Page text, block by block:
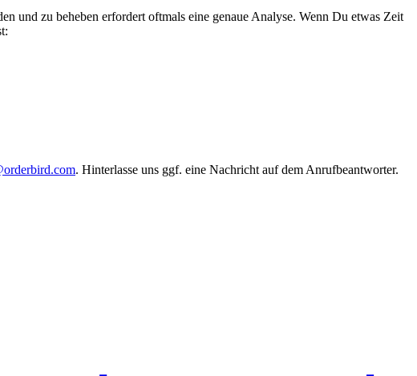
und zu beheben erfordert oftmals eine genaue Analyse. Wenn Du etwas Zeit
. Hinterlasse uns ggf. eine Nachricht auf dem Anrufbeantworter.